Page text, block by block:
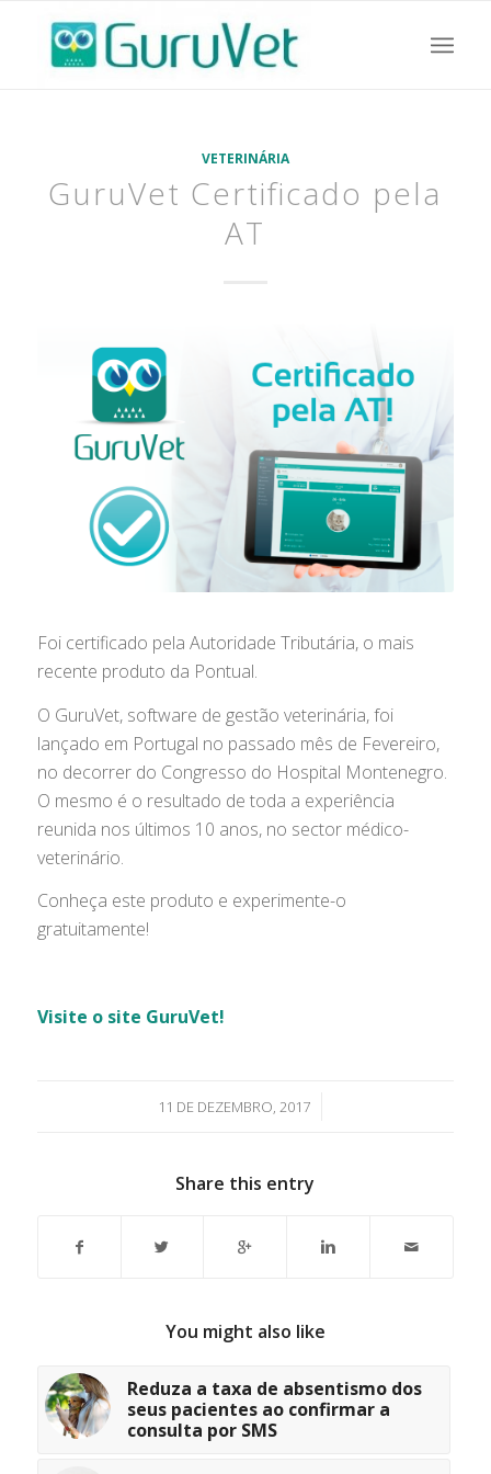
VETERINÁRIA
GuruVet Certificado pela
AT
Foi certificado pela Autoridade Tributária, o mais
recente produto da Pontual.
O GuruVet, software de gestão veterinária, foi
lançado em Portugal no passado mês de Fevereiro,
no decorrer do Congresso do Hospital Montenegro.
O mesmo é o resultado de toda a experiência
reunida nos últimos 10 anos, no sector médico-
veterinário.
Conheça este produto e experimente-o
gratuitamente!
Visite o site GuruVet!
11 DE DEZEMBRO, 2017
/
Share this entry
You might also like
Reduza a taxa de absentismo dos
seus pacientes ao confirmar a
consulta por SMS